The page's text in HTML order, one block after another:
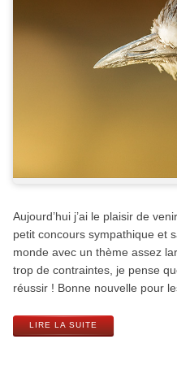
Aujourd’hui j’ai le plaisir de
petit concours sympathique et
monde avec un thème assez
trop de contraintes, je pense
réussir ! Bonne nouvelle pour
LIRE LA SUITE